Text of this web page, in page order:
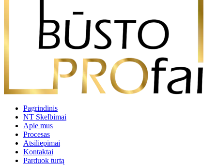
Pagrindinis
NT Skelbimai
Apie mus
Procesas
Atsiliepimai
Kontaktai
Parduok turtą